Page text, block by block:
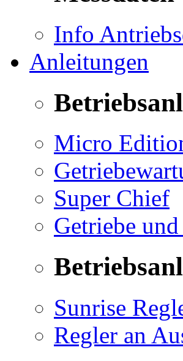
Info
Anleitungen
Micro
Super Chief
Getriebe
Sunrise
Regler an